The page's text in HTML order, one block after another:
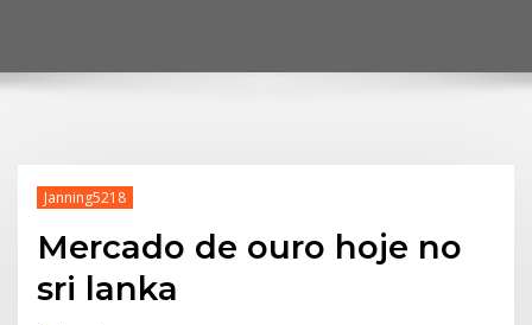
Janning5218
Mercado de ouro hoje no
sri lanka